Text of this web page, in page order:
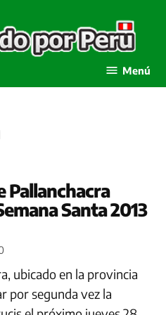
Menú
Pallanchacra
Santa 2013
ubicado en la provincia
por segunda vez la